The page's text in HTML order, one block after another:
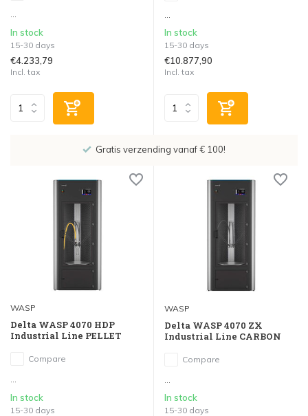
In stock
15-30 days
€4.233,79
Incl. tax
In stock
15-30 days
€10.877,90
Incl. tax
Gratis verzending vanaf € 100!
WASP
Delta WASP 4070 HDP
Industrial Line PELLET
Compare
...
In stock
15-30 days
WASP
Delta WASP 4070 ZX
Industrial Line CARBON
Compare
...
In stock
15-30 days